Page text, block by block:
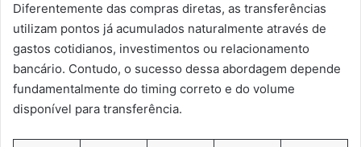
Diferentemente das compras diretas, as transferências
utilizam pontos já acumulados naturalmente através de
gastos cotidianos, investimentos ou relacionamento
bancário. Contudo, o sucesso dessa abordagem depende
fundamentalmente do timing correto e do volume
disponível para transferência.